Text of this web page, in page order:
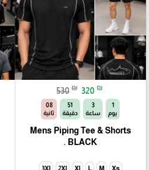
530 ₪ 320 ₪
1
يوم
3
ساعة
51
دقيقة
06
ثانية
Mens Piping Tee & Shorts
BLACK .
Xs
M
L
Xl
2Xl
3Xl